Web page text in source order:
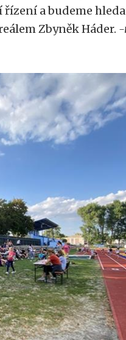
řízení a budeme
Zbyněk Háder. -